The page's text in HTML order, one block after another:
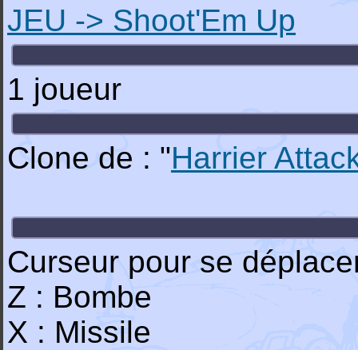
JEU -> Shoot'Em Up
1 joueur
Clone de : "Harrier
Curseur pour se
Z : Bombe
X : Missile